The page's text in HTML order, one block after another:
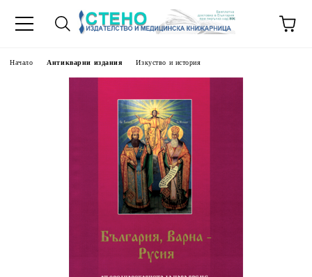
Начало Антикварни издания Изкуство и история